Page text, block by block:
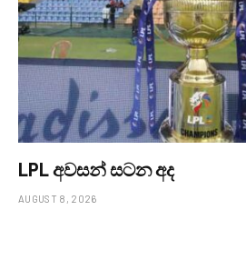
LPL අවසන් සටන අද
AUGUST 8, 2026